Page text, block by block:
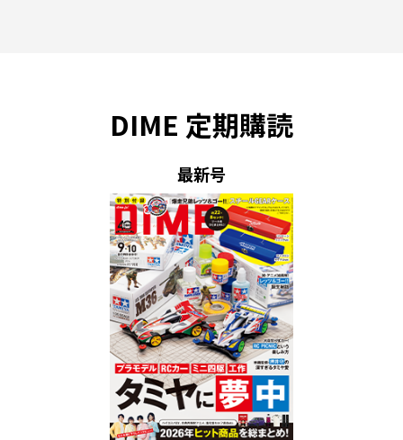
DIME 定期購読
最新号